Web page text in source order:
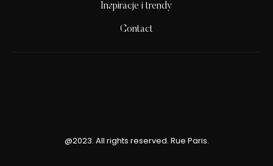
Inspiracje i trendy
Contact
@2023. All rights reserved. Rue Paris.